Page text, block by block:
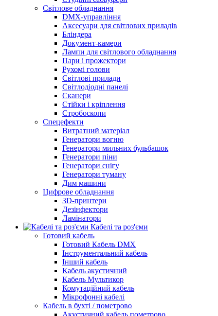
Світлове обладнання
DMX-управління
Аксесуари для світлових приладів
Бліндера
Документ-камери
Лампи для світлового обладнання
Пари і прожектори
Рухомі голови
Світлові прилади
Світлодіодні панелі
Сканери
Стійки і кріплення
Стробоскопи
Спецефекти
Витратний матеріал
Генератори вогню
Генератори мильних бульбашок
Генератори піни
Генератори снігу
Генератори туману
Дим машини
Цифрове обладнання
3D-принтери
Дезінфектори
Ламінатори
Кабелі та роз'єми
Готовий кабель
Готовий Кабель DMX
Інструментальний кабель
Інший кабель
Кабель акустичний
Кабель Мультикор
Комутаційний кабель
Мікрофонні кабелі
Кабель в бухті / пометрово
Акустичний кабель пометрово